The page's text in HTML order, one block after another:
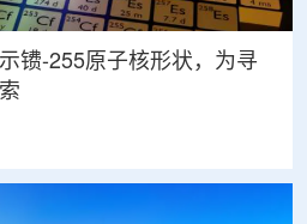
镄-255原子核形状，为寻